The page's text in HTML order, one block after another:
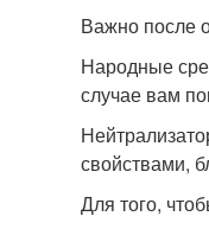
Важно после
Народные
случае вам
свойствами,
Для того,